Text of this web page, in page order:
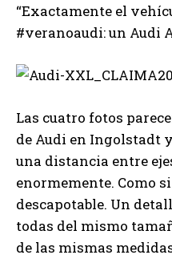
“Exactamente el
‪#‎veranoaudi: un Audi
Las cuatro fotos
de Audi en Ingolstadt
una distancia entre
enormemente. Como
descapotable. Un
todas del mismo
de las mismas